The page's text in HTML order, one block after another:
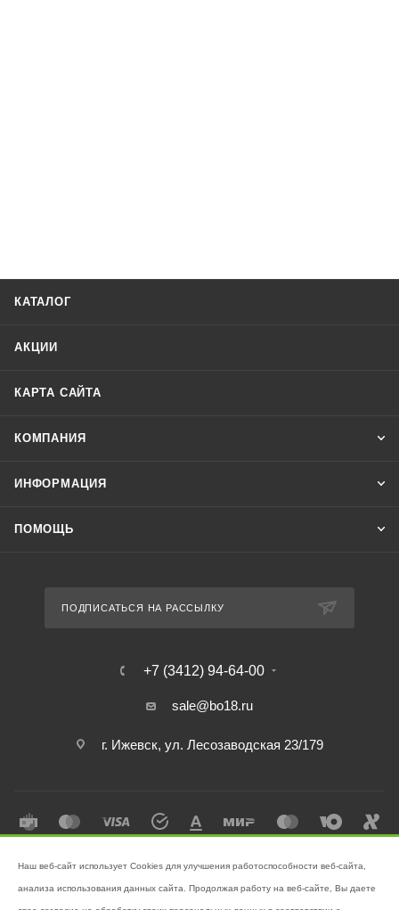
КАТАЛОГ
АКЦИИ
КАРТА САЙТА
КОМПАНИЯ
ИНФОРМАЦИЯ
ПОМОЩЬ
ПОДПИСАТЬСЯ НА РАССЫЛКУ
+7 (3412) 94-64-00
sale@bo18.ru
г. Ижевск, ул. Лесозаводская 23/179
поддержании чистоты!
Наш веб-сайт использует Cookies для улучшения работоспособности веб-сайта,
анализа использования данных сайта. Продолжая работу на веб-сайте, Вы даете